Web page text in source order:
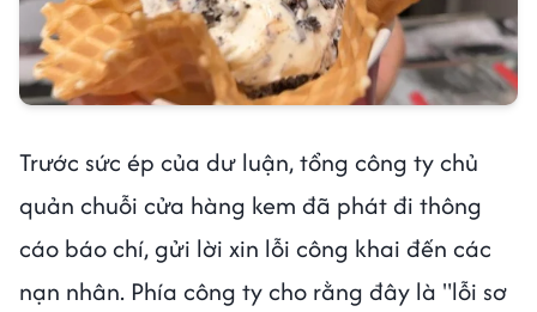
Trước sức ép của dư luận, tổng công ty chủ
quản chuỗi cửa hàng kem đã phát đi thông
cáo báo chí, gửi lời xin lỗi công khai đến các
nạn nhân. Phía công ty cho rằng đây là "lỗi sơ